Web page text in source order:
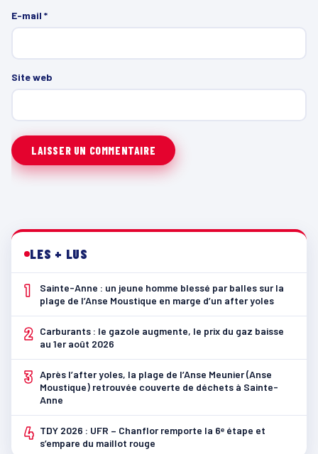
E-mail *
Site web
LES + LUS
1
Sainte-Anne : un jeune homme blessé par balles sur la
plage de l’Anse Moustique en marge d’un after yoles
2
Carburants : le gazole augmente, le prix du gaz baisse
au 1er août 2026
3 Après l’after yoles, la plage de l’Anse Meunier (Anse
Moustique) retrouvée couverte de déchets à Sainte-
Anne
4 TDY 2026 : UFR – Chanflor remporte la 6ᵉ étape et
s’empare du maillot rouge